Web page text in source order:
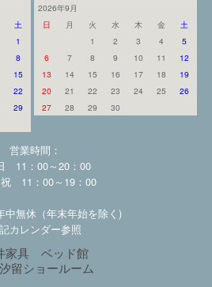
土
1
8
15
22
29
2026年9月
日
月 火 水 木 金
土
1
2 3 4
5
6
7 8 9 10 11
12
13
14 15 16 17 18
19
20
21 22 23 24 25
26
27
28 29 30
営業時間：
11：00～20：00
11：00～19：00
中無休（年末年始を除く)
記カレンダー参照
家具 ベッド館
留ショールーム